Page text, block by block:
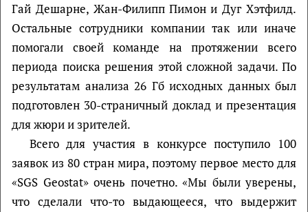
Гай Дешарне, Жан-Филипп Пимон и Дуг Хэтфилд.
Остальные сотрудники компании так или иначе
помогали своей команде на протяжении всего
периода поиска решения этой сложной задачи. По
результатам анализа 26 Гб исходных данных был
подготовлен 30-страничный доклад и презентация
для жюри и зрителей.
Всего для участия в конкурсе поступило 100
заявок из 80 стран мира, поэтому первое место для
«SGS Geostat» очень почетно. «Мы были уверены,
что сделали что-то выдающееся, что выдержит